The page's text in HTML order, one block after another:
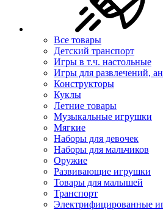
Все товары
Детский транспорт
Игры в т.ч. настольные
Игры для развлечений,
Конструкторы
Куклы
Летние товары
Музыкальные игрушки
Мягкие
Наборы для девочек
Наборы для мальчиков
Оружие
Развивающие игрушки
Товары для малышей
Транспорт
Электрифицированные